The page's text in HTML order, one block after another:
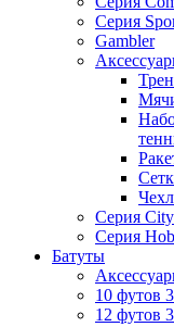
Серия
Gambler
Серия City
Серия
Батуты
10 футов
12 футов